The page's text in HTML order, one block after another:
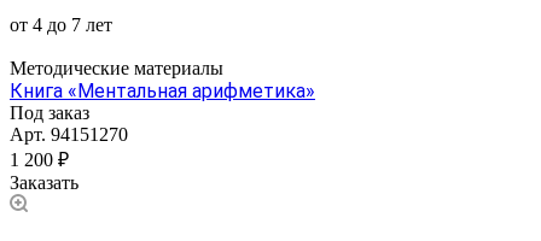
от 4 до 7 лет
Методические материалы
Книга «Ментальная арифметика»
Под заказ
Арт. 94151270
1 200 ₽
Заказать